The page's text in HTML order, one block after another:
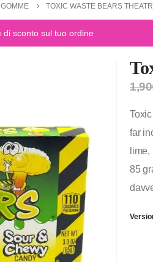
TOXIC WASTE BEARS
di sconto sul tuo ordine
1,90
far
85